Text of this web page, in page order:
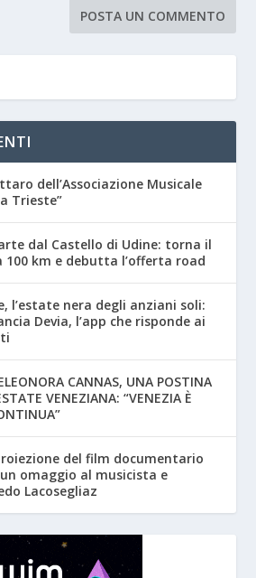
dell’Associazione Musicale
Trieste”
dal Castello di Udine: torna il
100 km e debutta l’offerta road
l’estate nera degli anziani soli:
Devia, l’app che risponde ai
CANNAS, UNA POSTINA
VENEZIANA: “VENEZIA È
del film documentario
omaggio al musicista e
Lacosegliaz